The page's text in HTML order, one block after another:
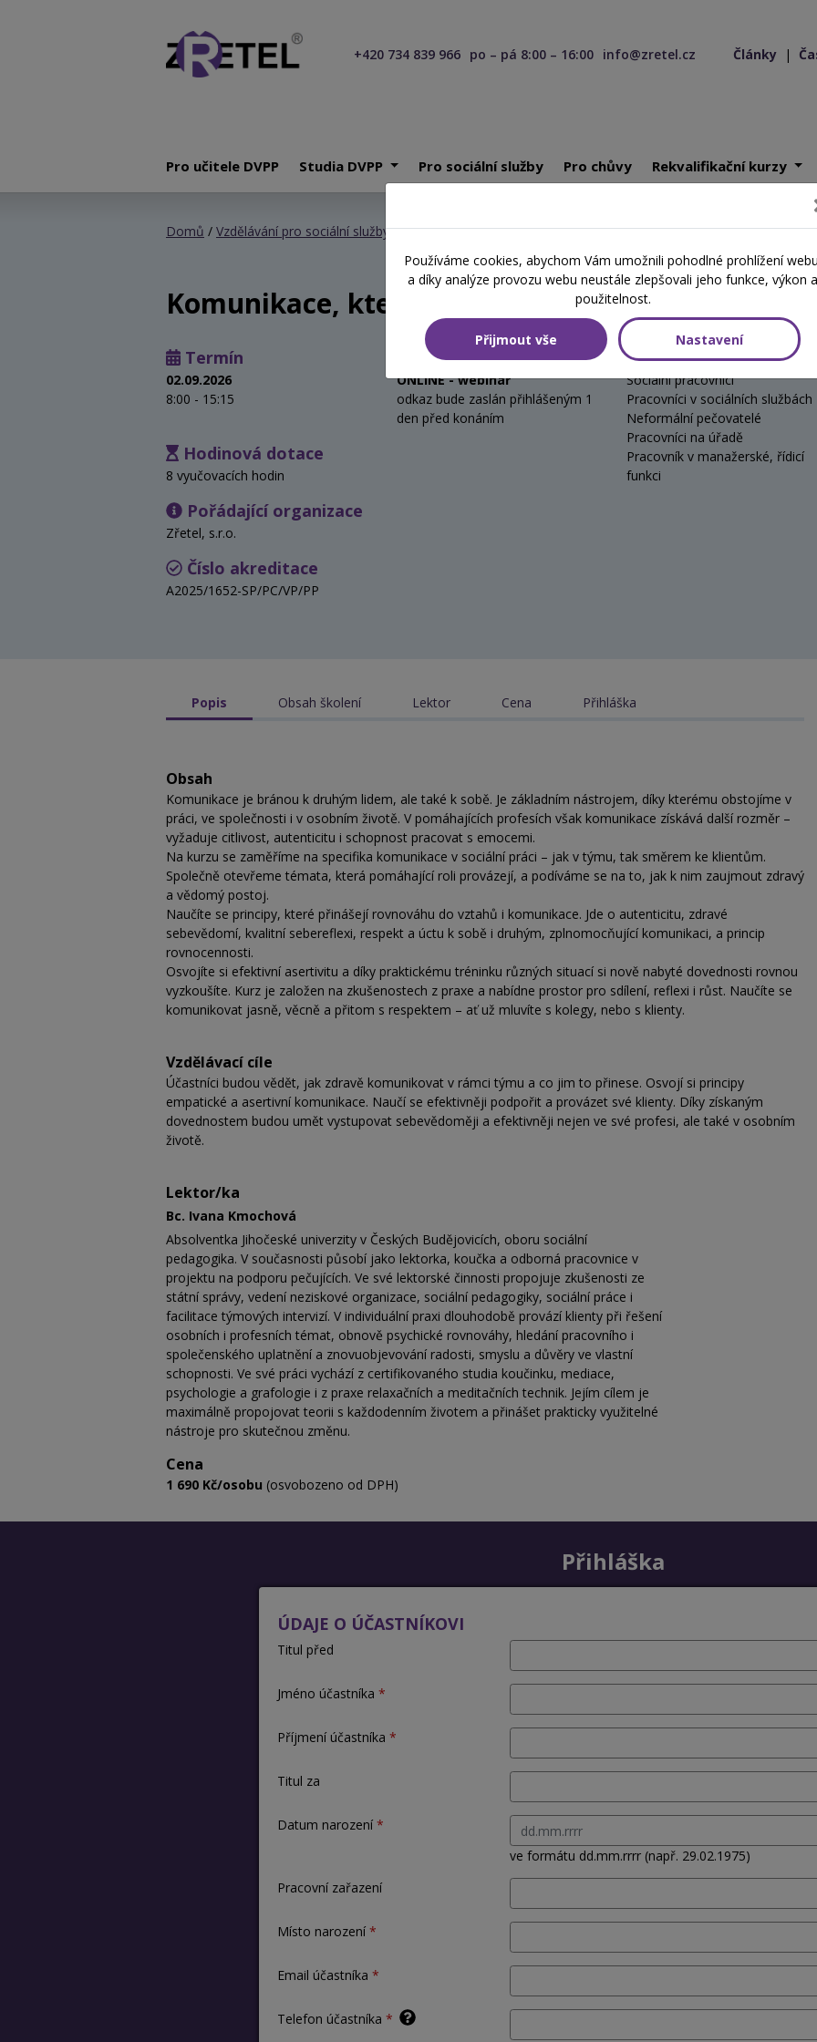
+420 734 839 966 po – pá 8:00 – 16:00 info@zretel.cz Články |
Pro učitele DVPP Studia DVPP Pro sociální služby Pro chůvy Rekvalifikační kurzy
Domů / Vzdělávání pro sociální služby/Komunikace, která má smysl/ ONLINE - webinář - 02.09.2026
Komunikace, která má smysl
Termín
02.09.2026
8:00 - 15:15
Místo
ONLINE - webinář
odkaz bude zaslán přihlášeným 1
den před konáním
Hodinová dotace
8 vyučovacích hodin
Pořádající organizace
Zřetel, s.r.o.
Číslo akreditace
A2025/1652-SP/PC/VP/PP
Cílová skupina
Sociální pracovníci
Pracovníci v sociálních službách
Neformální pečovatelé
Pracovníci na úřadě
Pracovník v manažerské, řídicí
funkci
Popis Obsah školení Lektor Cena Přihláška
Obsah
Komunikace je bránou k druhým lidem, ale také k sobě. Je základním nástrojem, díky kterému obstojíme v
práci, ve společnosti i v osobním životě. V pomáhajících profesích však komunikace získává další rozměr –
vyžaduje citlivost, autenticitu i schopnost pracovat s emocemi.
Na kurzu se zaměříme na specifika komunikace v sociální práci – jak v týmu, tak směrem ke klientům.
Společně otevřeme témata, která pomáhající roli provázejí, a podíváme se na to, jak k nim zaujmout zdravý
a vědomý postoj.
Naučíte se principy, které přinášejí rovnováhu do vztahů i komunikace. Jde o autenticitu, zdravé
sebevědomí, kvalitní sebereflexi, respekt a úctu k sobě i druhým, zplnomocňující komunikaci, a princip
rovnocennosti.
Osvojíte si efektivní asertivitu a díky praktickému tréninku různých situací si nově nabyté dovednosti rovnou
vyzkoušíte. Kurz je založen na zkušenostech z praxe a nabídne prostor pro sdílení, reflexi i růst. Naučíte se
komunikovat jasně, věcně a přitom s respektem – ať už mluvíte s kolegy, nebo s klienty.
Vzdělávací cíle
Účastníci budou vědět, jak zdravě komunikovat v rámci týmu a co jim to přinese. Osvojí si principy
empatické a asertivní komunikace. Naučí se efektivněji podpořit a provázet své klienty. Díky získaným
dovednostem budou umět vystupovat sebevědoměji a efektivněji nejen ve své profesi, ale také v osobním
životě.
Lektor/ka
Bc. Ivana Kmochová
Absolventka Jihočeské univerzity v Českých Budějovicích, oboru sociální
pedagogika. V současnosti působí jako lektorka, koučka a odborná pracovnice v
projektu na podporu pečujících. Ve své lektorské činnosti propojuje zkušenosti ze
státní správy, vedení neziskové organizace, sociální pedagogiky, sociální práce i
facilitace týmových intervizí. V individuální praxi dlouhodobě provází klienty při řešení
osobních i profesních témat, obnově psychické rovnováhy, hledání pracovního i
společenského uplatnění a znovuobjevování radosti, smyslu a důvěry ve vlastní
schopnosti. Ve své práci vychází z certifikovaného studia koučinku, mediace,
psychologie a grafologie i z praxe relaxačních a meditačních technik. Jejím cílem je
maximálně propojovat teorii s každodenním životem a přinášet prakticky využitelné
nástroje pro skutečnou změnu.
Cena
1 690 Kč/osobu (osvobozeno od DPH)
Přihláška
ÚDAJE O ÚČASTNÍKOVI
Titul před
Jméno účastníka
Příjmení účastníka
Titul za
Datum narození
ve formátu dd.mm.rrrr (např. 29.02.1975)
Pracovní zařazení
Místo narození
Email účastníka
Telefon účastníka
Používáme cookies, abychom Vám umožnili pohodlné prohlížení
a díky analýze provozu webu neustále zlepšovali jeho funkce, výkon a
použitelnost.
Přijmout vše Nastavení